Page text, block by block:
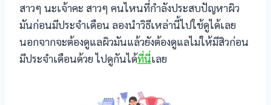
สาวๆ นะเจ้าคะ สาวๆ คนไหนที่กำลังประสบปัญหาผิว
มันก่อนมีประจำเดือน ลองนำวิธีเหล่านี้ไปใช้ดูได้เลย
นอกจากจะต้องดูแลผิวมันแล้วยังต้องดูแลไม่ให้มีสิวก่อน
มีประจำเดือนด้วย ไปดูกันได้ที่นี่เลย